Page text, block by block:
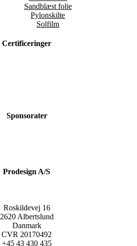
Sandblæst folie
Pylonskilte
Solfilm
Certificeringer
Sponsorater
Prodesign A/S
Roskildevej 16
2620 Albertslund
Danmark
CVR 20170492
+45 43 430 435